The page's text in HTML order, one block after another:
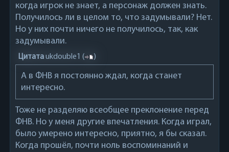
когда игрок не знает, а персонаж должен знать.
Получилось ли в целом то, что задумывали? Нет.
Но у них почти ничего не получилось, так, как
задумывали.
Цитатаukdouble1 ( )
А в ФНВ я постоянно ждал, когда станет
интересно.
Тоже не разделяю всеобщее преклонение перед
ФНВ. Но у меня другие впечатления. Когда играл,
было умерено интересно, приятно, я бы сказал.
Когда прошёл, почти ноль воспоминаний и